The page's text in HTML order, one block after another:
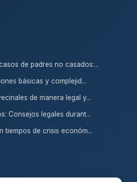
de padres no casados:...
básicas y complejid...
de manera legal y...
Consejos legales durant...
tiempos de crisis económ...